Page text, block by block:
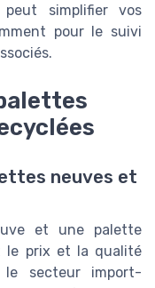
peut simplifier vos
pour le suivi
neuves et
et une palette
le prix et la qualité
le secteur import-